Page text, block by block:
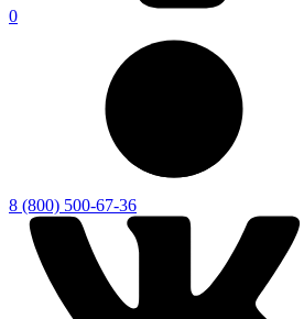
0
8 (800) 500-67-36